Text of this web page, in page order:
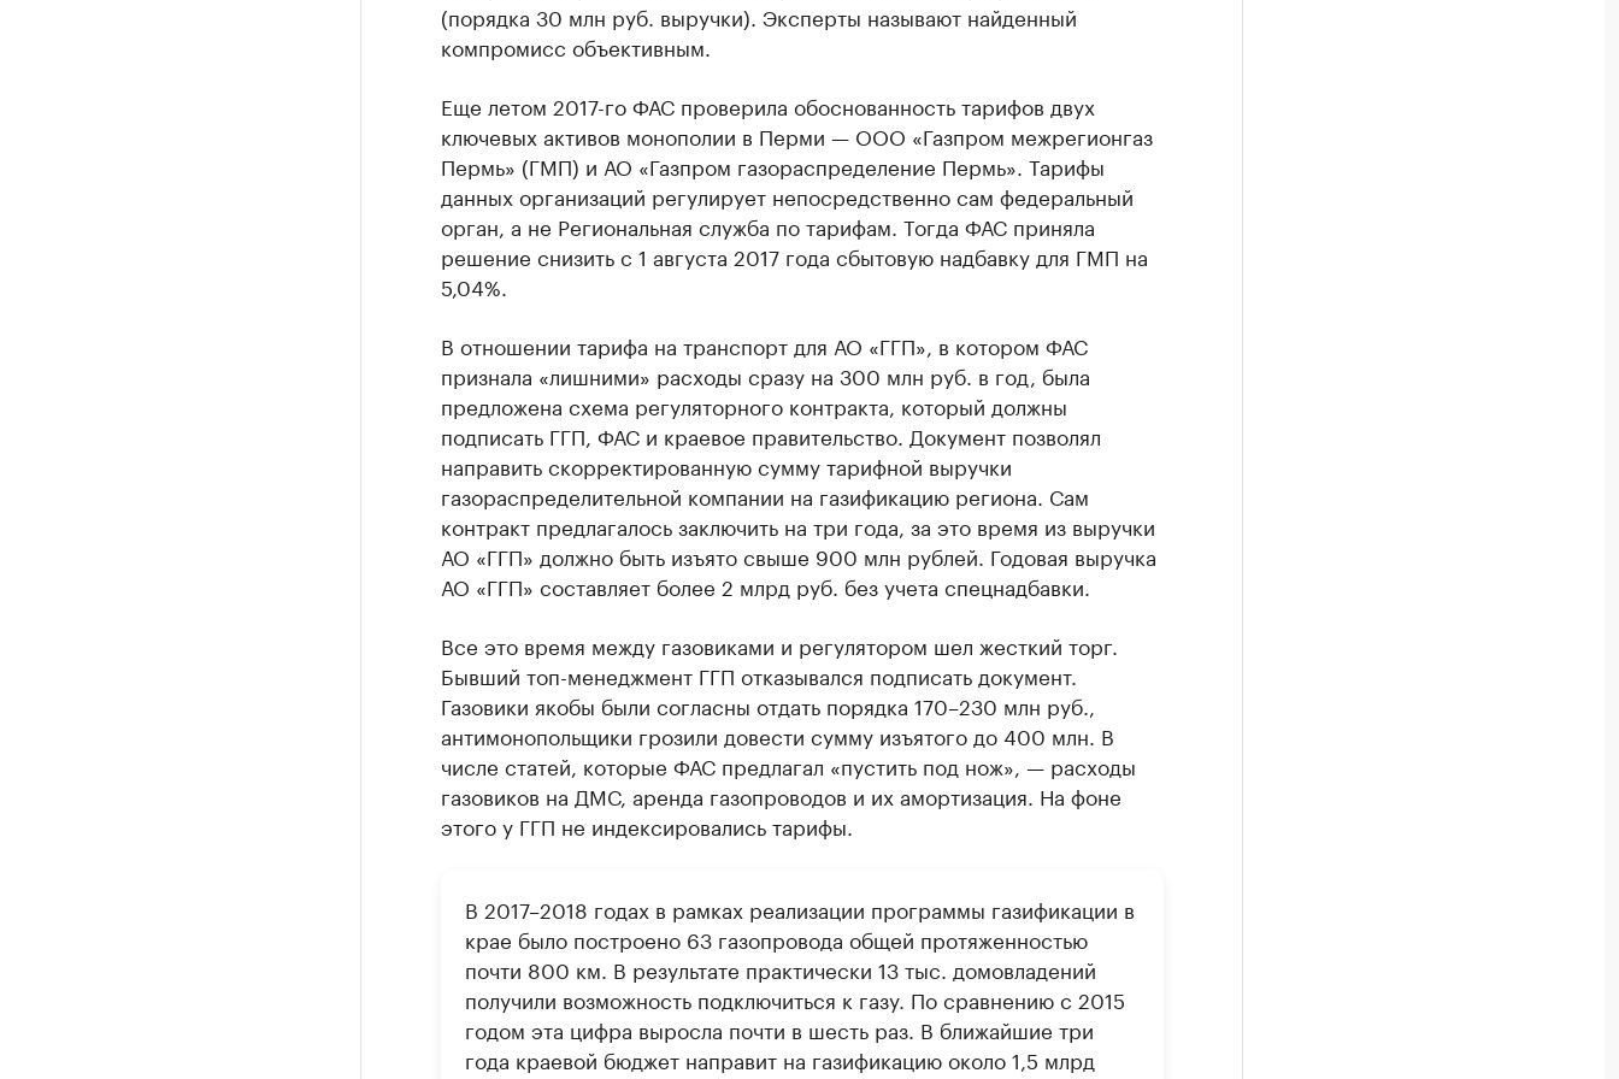
(порядка 30 млн руб. выручки). Эксперты называют найденный
компромисс объективным.
Еще летом 2017-го ФАС проверила обоснованность тарифов двух
ключевых активов монополии в Перми — ООО «Газпром межрегионгаз
Пермь» (ГМП) и АО «Газпром газораспределение Пермь». Тарифы
данных организаций регулирует непосредственно сам федеральный
орган, а не Региональная служба по тарифам. Тогда ФАС приняла
решение снизить с 1 августа 2017 года сбытовую надбавку для ГМП на
5,04%.
В отношении тарифа на транспорт для АО «ГГП», в котором ФАС
признала «лишними» расходы сразу на 300 млн руб. в год, была
предложена схема регуляторного контракта, который должны
подписать ГГП, ФАС и краевое правительство. Документ позволял
направить скорректированную сумму тарифной выручки
газораспределительной компании на газификацию региона. Сам
контракт предлагалось заключить на три года, за это время из выручки
АО «ГГП» должно быть изъято свыше 900 млн рублей. Годовая выручка
АО «ГГП» составляет более 2 млрд руб. без учета спецнадбавки.
Все это время между газовиками и регулятором шел жесткий торг.
Бывший топ-менеджмент ГГП отказывался подписать документ.
Газовики якобы были согласны отдать порядка 170–230 млн руб.,
антимонопольщики грозили довести сумму изъятого до 400 млн. В
числе статей, которые ФАС предлагал «пустить под нож», — расходы
газовиков на ДМС, аренда газопроводов и их амортизация. На фоне
этого у ГГП не индексировались тарифы.
В 2017–2018 годах в рамках реализации программы газификации в
крае было построено 63 газопровода общей протяженностью
почти 800 км. В результате практически 13 тыс. домовладений
получили возможность подключиться к газу. По сравнению с 2015
годом эта цифра выросла почти в шесть раз. В ближайшие три
года краевой бюджет направит на газификацию около 1,5 млрд